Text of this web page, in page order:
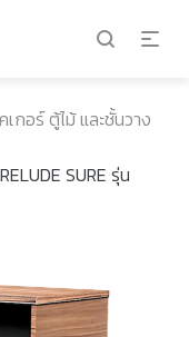
กอร์ ตู้ไม้ และชั้นวาง
SURE รุ่น